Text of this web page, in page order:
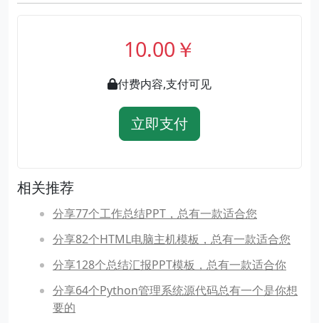
10.00￥
付费内容,支付可见
立即支付
相关推荐
分享77个工作总结PPT，总有一款适合您
分享82个HTML电脑主机模板，总有一款适合您
分享128个总结汇报PPT模板，总有一款适合你
分享64个Python管理系统源代码总有一个是你想
要的